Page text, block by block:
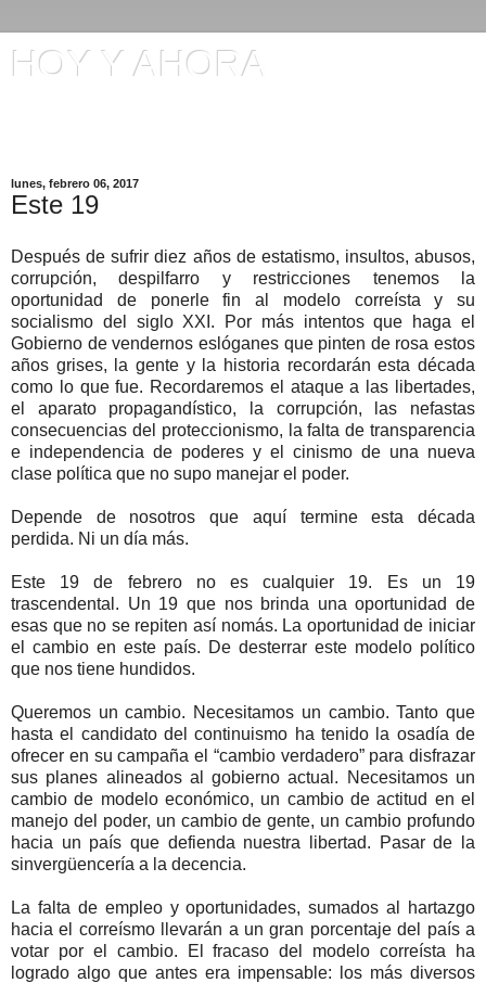
HOY Y AHORA
lunes, febrero 06, 2017
Este 19
Después de sufrir diez años de estatismo, insultos, abusos,
corrupción, despilfarro y restricciones tenemos la
oportunidad de ponerle fin al modelo correísta y su
socialismo del siglo XXI. Por más intentos que haga el
Gobierno de vendernos eslóganes que pinten de rosa estos
años grises, la gente y la historia recordarán esta década
como lo que fue. Recordaremos el ataque a las libertades,
el aparato propagandístico, la corrupción, las nefastas
consecuencias del proteccionismo, la falta de transparencia
e independencia de poderes y el cinismo de una nueva
clase política que no supo manejar el poder.
Depende de nosotros que aquí termine esta década
perdida. Ni un día más.
Este 19 de febrero no es cualquier 19. Es un 19
trascendental. Un 19 que nos brinda una oportunidad de
esas que no se repiten así nomás. La oportunidad de iniciar
el cambio en este país. De desterrar este modelo político
que nos tiene hundidos.
Queremos un cambio. Necesitamos un cambio. Tanto que
hasta el candidato del continuismo ha tenido la osadía de
ofrecer en su campaña el “cambio verdadero” para disfrazar
sus planes alineados al gobierno actual. Necesitamos un
cambio de modelo económico, un cambio de actitud en el
manejo del poder, un cambio de gente, un cambio profundo
hacia un país que defienda nuestra libertad. Pasar de la
sinvergüencería a la decencia.
La falta de empleo y oportunidades, sumados al hartazgo
hacia el correísmo llevarán a un gran porcentaje del país a
votar por el cambio. El fracaso del modelo correísta ha
logrado algo que antes era impensable: los más diversos